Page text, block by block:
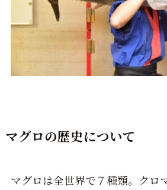
マグロの歴史について
マグロは全世界で７種類。クロ